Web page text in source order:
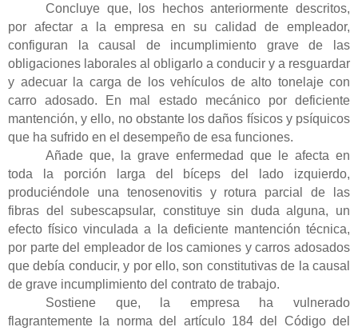
Concluye que, los hechos anteriormente descritos,
por afectar a la empresa en su calidad de empleador,
configuran la causal de incumplimiento grave de las
obligaciones laborales al obligarlo a conducir y a resguardar
y adecuar la carga de los vehículos de alto tonelaje con
carro adosado. En mal estado mecánico por deficiente
mantención, y ello, no obstante los daños físicos y psíquicos
que ha sufrido en el desempeño de esa funciones.
Añade que, la grave enfermedad que le afecta en
toda la porción larga del bíceps del lado izquierdo,
produciéndole una tenosenovitis y rotura parcial de las
fibras del subescapsular, constituye sin duda alguna, un
efecto físico vinculada a la deficiente mantención técnica,
por parte del empleador de los camiones y carros adosados
que debía conducir, y por ello, son constitutivas de la causal
de grave incumplimiento del contrato de trabajo.
Sostiene que, la empresa ha vulnerado
flagrantemente la norma del artículo 184 del Código del